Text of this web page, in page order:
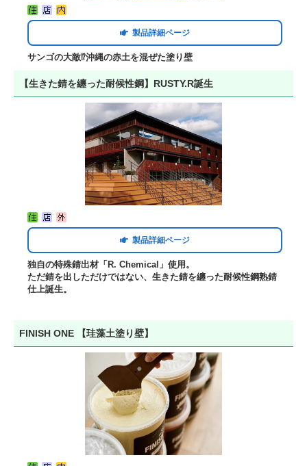
製品詳細ページ
サンゴの大敵⁉沖縄の赤土を混ぜた塗り壁
【生きた錆を纏った耐候性鋼】RUSTY.R誕生
製品詳細ページ
独自の特殊錆出材「R. Chemical」使用。
ただ錆を出しただけではない、生きた錆を纏った耐候性鋼熟錆
仕上誕生。
FINISH ONE 【珪藻土塗り壁】